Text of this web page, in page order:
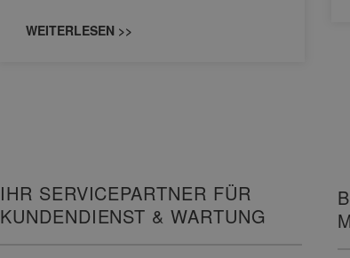
WEITERLESEN >>
IHR SERVICEPARTNER FÜR
KUNDENDIENST & WARTUNG